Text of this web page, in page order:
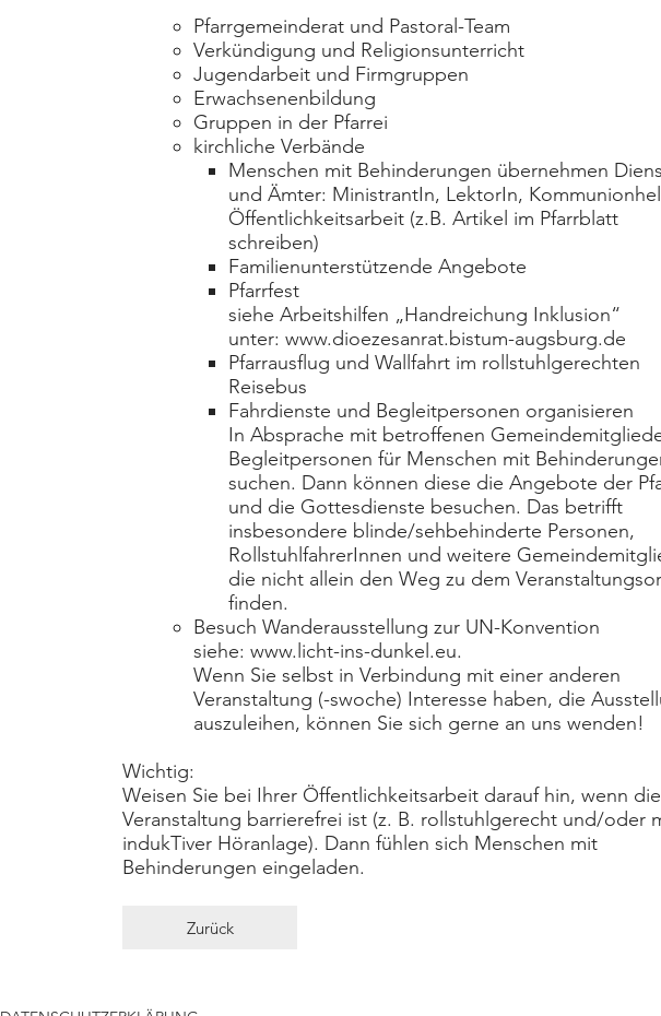
Pfarrgemeinderat und Pastoral-Team
Verkündigung und Religionsunterricht
Jugendarbeit und Firmgruppen
Erwachsenenbildung
Gruppen in der Pfarrei
kirchliche Verbände
Menschen mit Behinderungen übernehmen
und Ämter: MinistrantIn, LektorIn,
Öffentlichkeitsarbeit (z.B. Artikel im Pfarrblatt
schreiben)
Familienunterstützende Angebote
Pfarrfest
siehe Arbeitshilfen „Handreichung Inklusion“
unter:www.dioezesanrat.bistum-augsburg.de
Pfarrausflug und Wallfahrt im rollstuhlgerechten
Reisebus
Fahrdienste und Begleitpersonen organisieren
In Absprache mit betroffenen
Begleitpersonen für Menschen mit
suchen. Dann können diese die Angebote der
und die Gottesdienste besuchen. Das betrifft
insbesondere blinde/sehbehinderte Personen,
RollstuhlfahrerInnen und weitere
die nicht allein den Weg zu dem
finden.
Besuch Wanderausstellung zur UN-Konvention
siehe: www.licht-ins-dunkel.eu.
Wenn Sie selbst in Verbindung mit einer anderen
Veranstaltung (-swoche) Interesse haben, die
auszuleihen, können Sie sich gerne an uns wenden!
Wichtig:
Weisen Sie bei Ihrer Öffentlichkeitsarbeit darauf hin, wenn die
Veranstaltung barrierefrei ist (z. B. rollstuhlgerecht und/oder
indukTiver Höranlage). Dann fühlen sich Menschen mit
Behinderungen eingeladen.
Zurück